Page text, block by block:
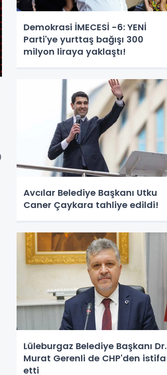
Demokrasi İMECESİ -6: YENİ
Parti'ye yurttaş bağışı 300
milyon liraya yaklaştı!
Avcılar Belediye Başkanı Utku
Caner Çaykara tahliye edildi!
Lüleburgaz Belediye Başkanı Dr.
Murat Gerenli de CHP'den istifa
etti